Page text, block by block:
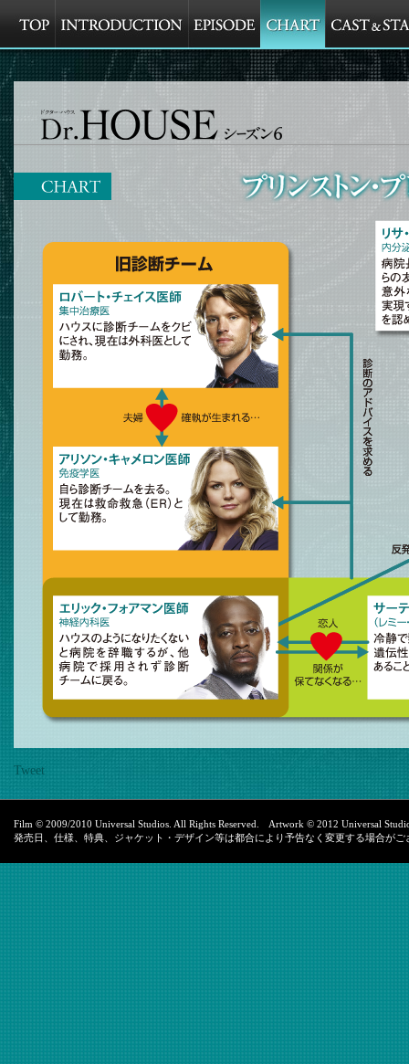
Tweet
Film © 2009/2010 Universal Studios. All Rights Reserved. Artwork © 2012 Universal
発売日、仕様、特典、ジャケット・デザイン等は都合により予告なく変更する場合